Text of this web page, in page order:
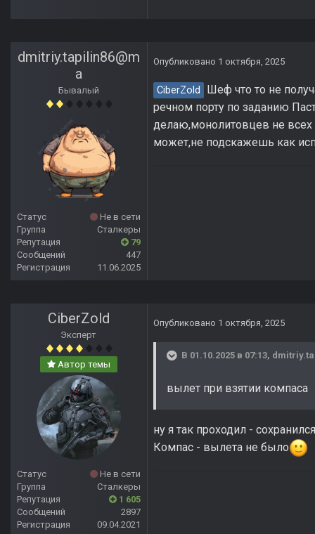
dmitriy.tapilin86@m
a
Бывалый
Статус
Не в сети
Группа
Сталкеры
Репутация
79
Сообщений
447
Регистрация
11.06.2025
Опубликовано 1 октября, 2025
CiberZold
Шеф что то не
речном порту по заданию
делаю,монолитовцев не всех
может,не подскажешь как
CiberZold
Эксперт
Автор темы
Статус
Не в сети
Группа
Сталкеры
Репутация
1 605
Сообщений
2897
Регистрация
09.04.2021
Опубликовано 1 октября, 2025
В 01.10.2025 в 07:13,
вылет при взятии компаса
ну я так проходил -
Компас - вылета не было